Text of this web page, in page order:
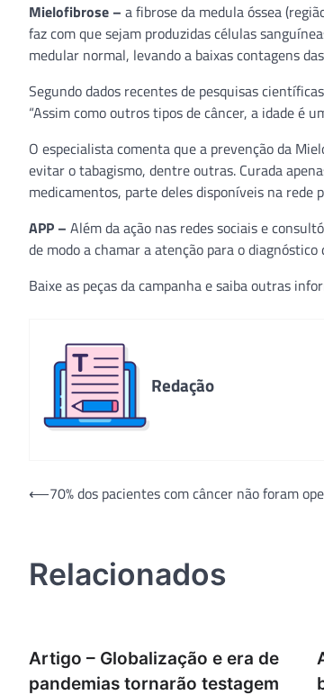
Mielofibrose – a fibrose da medula óssea
faz com que sejam produzidas células
medular normal, levando a baixas contagens
Segundo dados recentes de pesquisas
“Assim como outros tipos de câncer, a idade é
O especialista comenta que a prevenção da
evitar o tabagismo, dentre outras. Curada
medicamentos, parte deles disponíveis na rede
APP – Além da ação nas redes sociais e
de modo a chamar a atenção para o diagnóstico
Baixe as peças da campanha e saiba outras
Redação
Navegação
⟵70% dos pacientes com câncer não foram
Relacionados
Artigo – Globalização e era de
pandemias tornarão testagem